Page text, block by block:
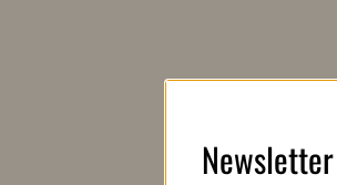
Newsletter